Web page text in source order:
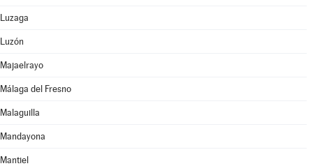
Luzaga
Luzón
Majaelrayo
Málaga del Fresno
Malaguilla
Mandayona
Mantiel